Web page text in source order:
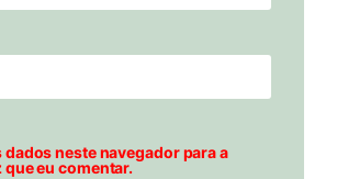
dados neste navegador para a
eu comentar.